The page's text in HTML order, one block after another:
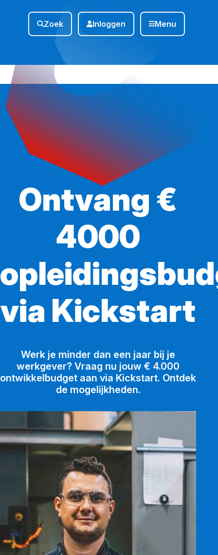
Zoek Inloggen Menu
Ontvang €
4000
via Kickstart
Werk je minder dan een jaar bij je
werkgever? Vraag nu jouw € 4.000
ontwikkelbudget aan via Kickstart. Ontdek
de mogelijkheden.